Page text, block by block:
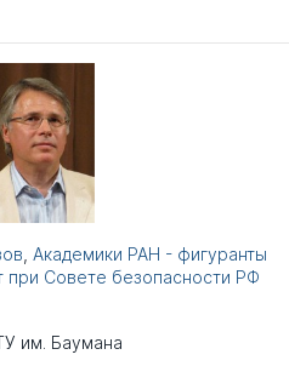
Академики РАН - фигуранты
при Совете безопасности РФ
им. Баумана